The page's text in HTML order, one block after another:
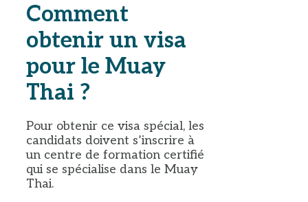
Comment
obtenir un visa
pour le Muay
Thai ?
Pour obtenir ce visa spécial, les
candidats doivent s’inscrire à
un centre de formation certifié
qui se spécialise dans le Muay
Thai.